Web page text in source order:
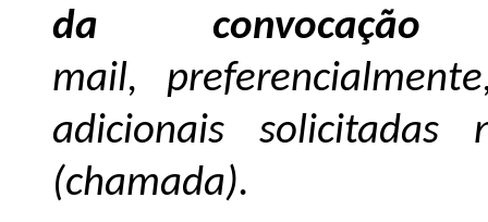
da convocação
mail,
adicionais solicitadas
(chamada).